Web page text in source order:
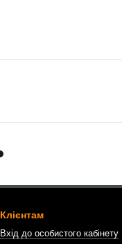
Клієнтам
Вхід до особистого кабінету